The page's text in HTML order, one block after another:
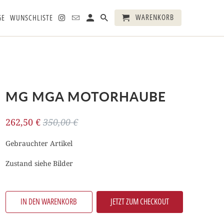
MG MGA MOTORHAUBE
262,50 € 350,00 €
Gebrauchter Artikel
Zustand siehe Bilder
IN DEN WARENKORB JETZT ZUM CHECKOUT
WUNSCHLISTE WARENKORB